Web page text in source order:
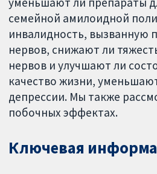
семейной амилоидной
инвалидность, вызванную
нервов, снижают ли
нервов и улучшают ли
качество жизни,
депрессии. Мы также
побочных эффектах.
Ключевая